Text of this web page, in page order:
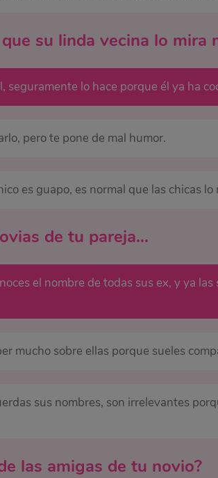
su linda vecina lo mira
seguramente lo hace porque él ya ha
pero te pone de mal humor.
es guapo, es normal que las chicas lo
de tu pareja...
el nombre de todas sus ex, y ya
mucho sobre ellas porque sueles
sus nombres, son irrelevantes
las amigas de tu novio?